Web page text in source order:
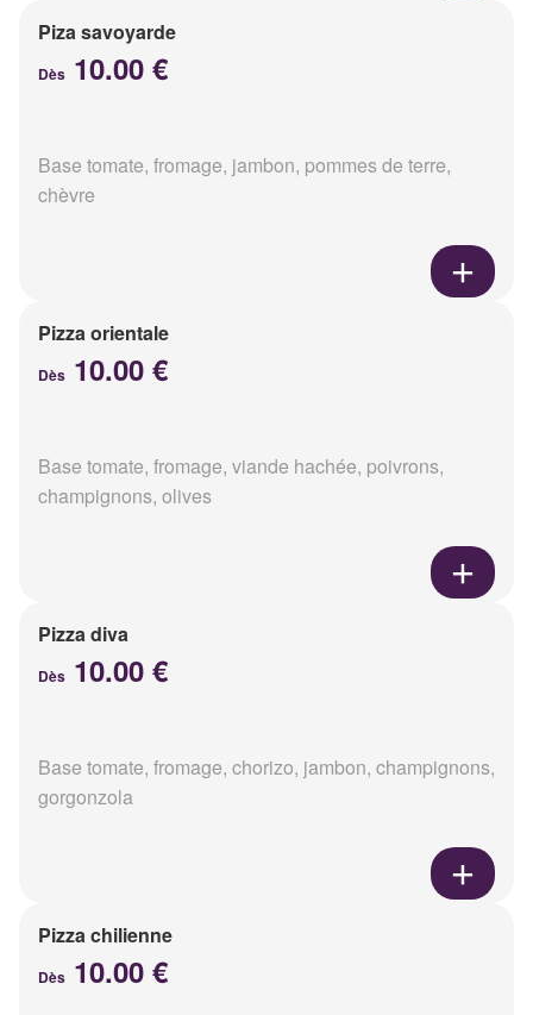
Piza savoyarde
Dès 10.00 €
Base tomate, fromage, jambon, pommes de terre,
chèvre
Pizza orientale
Dès 10.00 €
Base tomate, fromage, viande hachée, poivrons,
champignons, olives
Pizza diva
Dès 10.00 €
Base tomate, fromage, chorizo, jambon, champignons,
gorgonzola
Pizza chilienne
Dès 10.00 €